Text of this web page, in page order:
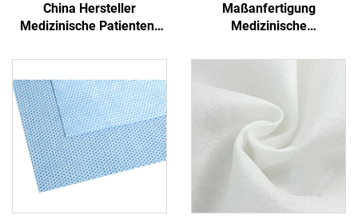
China Hersteller
Medizinische Patienten-
Transfer-Blatt mit Griff
Maßanfertigung
Medizinische
PP+PE Einmalbetttücher
Einmalblaues
Krankenhaus
Einmalbetttuch